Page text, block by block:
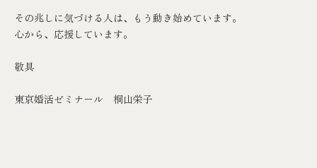
その兆しに気づける人は、もう動き始めています。
心から、応援しています。
敬具
東京婚活ゼミナール 桐山栄子